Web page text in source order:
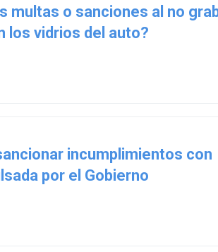
multas o sanciones al no
los vidrios del auto?
incumplimientos con
por el Gobierno